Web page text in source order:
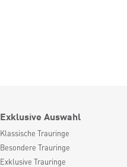
Exklusive Auswahl
Klassische Trauringe
Besondere Trauringe
Exklusive Trauringe